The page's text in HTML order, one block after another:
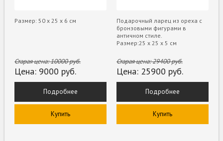
Размер: 50 х 25 х 6 см
Старая цена:10000руб.
Цена: 9000 руб.
Подробнее
Купить
Подарочный ларец из ореха с
бронзовыми фигурами в
античном стиле.
Размер:25 х 25 х 5 см
Старая цена:29400руб.
Цена: 25900 руб.
Подробнее
Купить